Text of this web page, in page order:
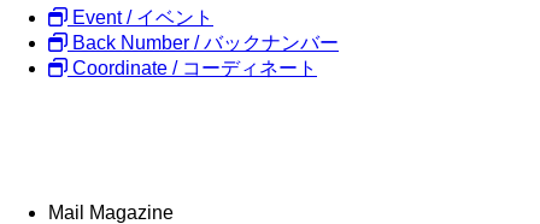
Event / イベント
Back Number / バックナンバー
Coordinate / コーディネート
Mail Magazine